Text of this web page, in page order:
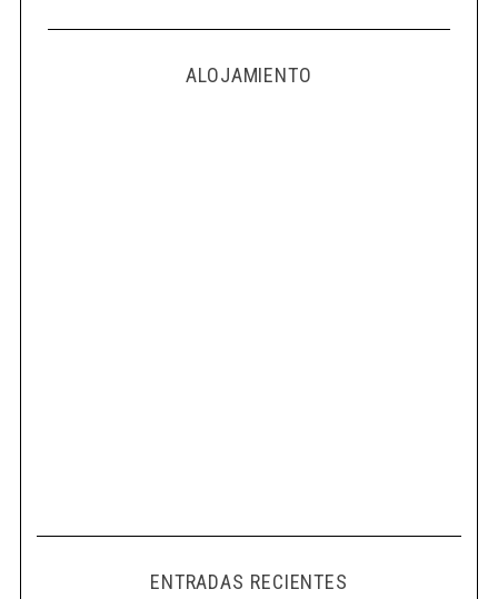
ALOJAMIENTO
ENTRADAS RECIENTES